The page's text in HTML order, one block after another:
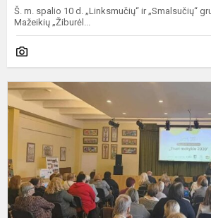
Š. m. spalio 10 d. „Linksmučių“ ir „Smalsučių“
Mažeikių „Žiburėl...